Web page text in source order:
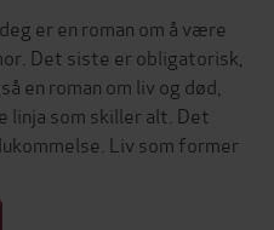
er en roman om å være
Det siste er obligatorisk,
en roman om liv og død,
linja som skiller alt. Det
Liv som former